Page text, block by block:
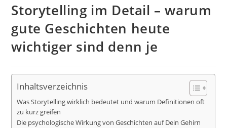
Storytelling im Detail – warum
gute Geschichten heute
wichtiger sind denn je
Inhaltsverzeichnis
Was Storytelling wirklich bedeutet und warum Definitionen oft
zu kurz greifen
Die psychologische Wirkung von Geschichten auf Dein Gehirn